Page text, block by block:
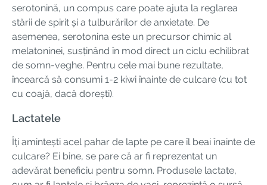
serotonină, un compus care poate ajuta la reglarea
stării de spirit și a tulburărilor de anxietate. De
asemenea, serotonina este un precursor chimic al
melatoninei, susținând în mod direct un ciclu echilibrat
de somn-veghe. Pentru cele mai bune rezultate,
încearcă să consumi 1-2 kiwi înainte de culcare (cu tot
cu coajă, dacă dorești).
Lactatele
Îți amintești acel pahar de lapte pe care îl beai înainte de
culcare? Ei bine, se pare că ar fi reprezentat un
adevărat beneficiu pentru somn. Produsele lactate,